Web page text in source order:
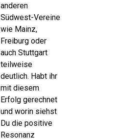
anderen
Südwest-Vereine
wie Mainz,
Freiburg oder
auch Stuttgart
teilweise
deutlich. Habt ihr
mit diesem
Erfolg gerechnet
und worin siehst
Du die positive
Resonanz